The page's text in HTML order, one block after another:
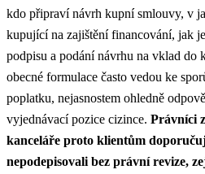
kdo připraví návrh kupní smlouvy, v
kupující na zajištění financování, jak
podpisu a podání návrhu na vklad do
obecné formulace často vedou ke
poplatku, nejasnostem ohledně
vyjednávací pozice cizince. Právníci
kanceláře proto klientům
nepodepisovali bez právní revize,